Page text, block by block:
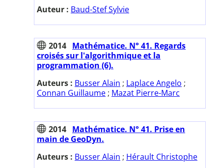
Auteur : Baud-Stef Sylvie
2014 Mathématice. N° 41. Regards
croisés sur l'algorithmique et la
programmation (6).
Auteurs : Busser Alain ; Laplace Angelo ;
Connan Guillaume ; Mazat Pierre-Marc
2014 Mathématice. N° 41. Prise en
main de GeoDyn.
Auteurs : Busser Alain ; Hérault Christophe